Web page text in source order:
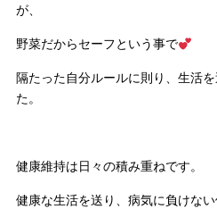
が、
野菜だからセーフという事で
隔たった自分ルールに則り、生活
た。
健康維持は日々の積み重ねです。
健康な生活を送り、病気に負けな